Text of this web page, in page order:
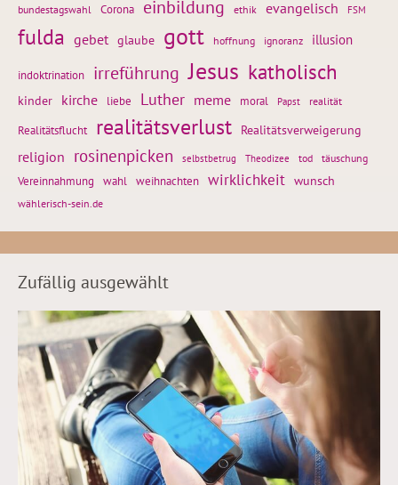
bundestagswahl Corona einbildung ethik evangelisch FSM
fulda gebet glaube gott hoffnung ignoranz illusion
indoktrination irreführung Jesus katholisch
kinder kirche liebe Luther meme moral Papst realität
Realitätsflucht realitätsverlust Realitätsverweigerung
religion rosinenpicken selbstbetrug Theodizee tod täuschung
Vereinnahmung wahl weihnachten wirklichkeit wunsch
wählerisch-sein.de
Zufällig ausgewählt